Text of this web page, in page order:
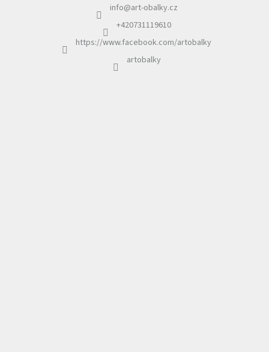
info@art-obalky.cz
+420731119610
https://www.facebook.com/artobalky
artobalky